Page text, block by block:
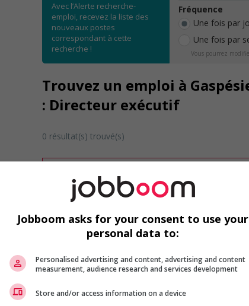
Avec l’Alerte recherche-
emploi, recevez la liste des
nouveaux postes
correspondant à cette
recherche !
Fréquence
Une fois par
Une fois par
Vous pourrez
Trouvez un emploi à
: Directeur exécutif
0 résultat(s) trouvé(s)
Désolé, cette recherche n'a produit aucun
Veuillez faire une nouvelle recherche.
Vous pouvez en tout temps utiliser nos
ou chercher un poste selon votre profil
inscrivantcomme membre Jobboom.
Jobboom asks for your consent to use your
personal data to:
Personalised advertising and content, advertising and content
measurement, audience research and services development
Store and/or access information on a device